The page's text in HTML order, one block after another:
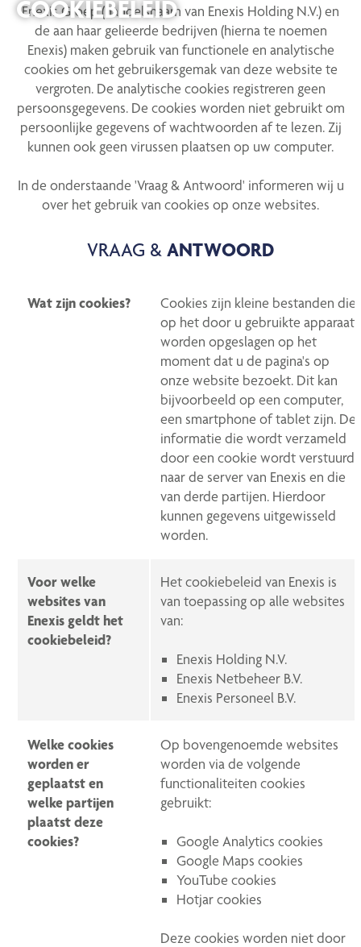
COOKIEBELEID
Enexis Groep (handelsnaam van Enexis Holding N.V.) en
de aan haar gelieerde bedrijven (hierna te noemen
Enexis) maken gebruik van functionele en analytische
cookies om het gebruikersgemak van deze website te
vergroten. De analytische cookies registreren geen
persoonsgegevens. De cookies worden niet gebruikt om
persoonlijke gegevens of wachtwoorden af te lezen. Zij
kunnen ook geen virussen plaatsen op uw computer.
In de onderstaande 'Vraag & Antwoord' informeren wij u
over het gebruik van cookies op onze websites.
VRAAG & ANTWOORD
Wat zijn cookies?
Cookies zijn kleine bestanden die
op het door u gebruikte apparaat
worden opgeslagen op het
moment dat u de pagina's op
onze website bezoekt. Dit kan
bijvoorbeeld op een computer,
een smartphone of tablet zijn. De
informatie die wordt verzameld
door een cookie wordt verstuurd
naar de server van Enexis en die
van derde partijen. Hierdoor
kunnen gegevens uitgewisseld
worden.
Voor welke
websites van
Enexis geldt het
cookiebeleid?
Het cookiebeleid van Enexis is
van toepassing op alle websites
van:
Enexis Holding N.V.
Enexis Netbeheer B.V.
Enexis Personeel B.V.
Welke cookies
worden er
geplaatst en
welke partijen
plaatst deze
cookies?
Op bovengenoemde websites
worden via de volgende
functionaliteiten cookies
gebruikt:
Google Analytics cookies
Google Maps cookies
YouTube cookies
Hotjar cookies
Deze cookies worden niet door